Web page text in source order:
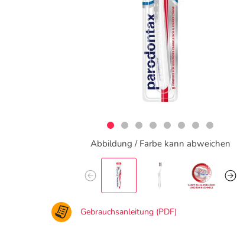
Abbildung / Farbe kann abweichen
Gebrauchsanleitung (PDF)